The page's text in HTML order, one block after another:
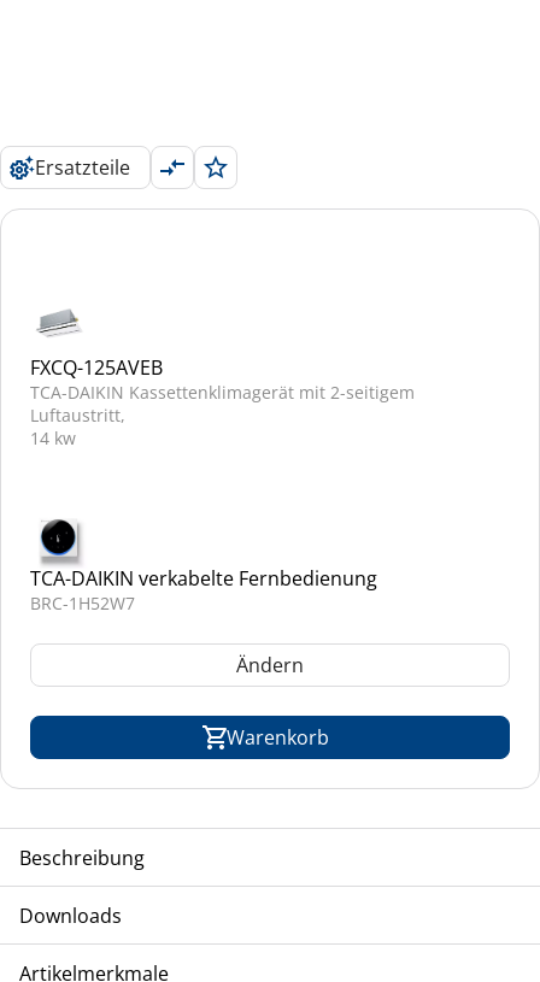
Ersatzteile
FXCQ-125AVEB
TCA-DAIKIN Kassettenklimagerät mit 2-seitigem
Luftaustritt,
14 kw
TCA-DAIKIN verkabelte Fernbedienung
BRC-1H52W7
Ändern
Warenkorb
Beschreibung
Luftaustritt, VRV-Inverter-Modell, Kältemittel R-410A
Downloads
Betriebsanleitung FXCQ-A
Artikelmerkmale